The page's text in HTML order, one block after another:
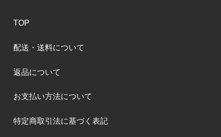
TOP
配送・送料について
返品について
お支払い方法について
特定商取引法に基づく表記